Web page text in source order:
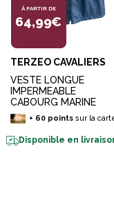
À PARTIR DE
64,99€
TERZEO CAVALIERS
VESTE LONGUE
IMPERMEABLE
CABOURG MARINE
+ 60pointssur la
Disponible en